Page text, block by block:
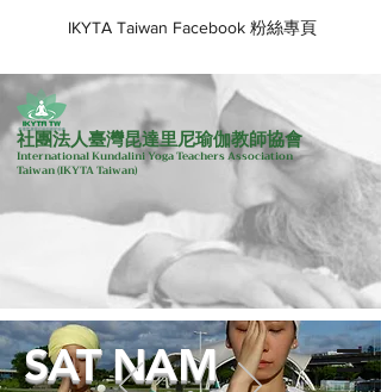
IKYTA Taiwan Facebook 粉絲專頁
社團法人臺灣昆達里尼瑜伽教師協會
International Kundalini Yoga Teachers Association
Taiwan(IKYTA Taiwan)
SAT NAM